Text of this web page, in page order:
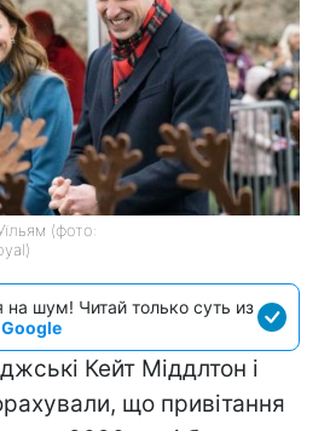
(фото:
на шум! Читай только суть из
Кейт Міддлтон і
що привітання